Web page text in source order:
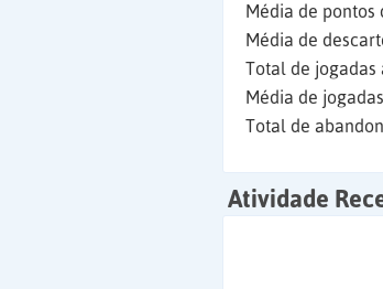
Média de pontos
Média de
Total de jogadas
Média de
Total de
Atividade